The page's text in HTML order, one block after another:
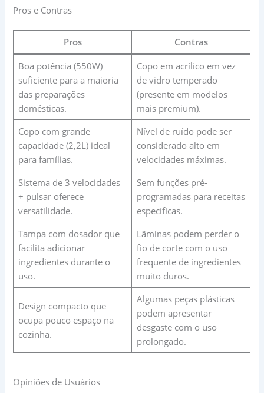
Pros e Contras
Pros Contras
Boa potência (550W)
suficiente para a maioria
das preparações
domésticas.
Copo em acrílico em vez
de vidro temperado
(presente em modelos
mais premium).
Copo com grande
capacidade (2,2L) ideal
para famílias.
Nível de ruído pode ser
considerado alto em
velocidades máximas.
Sistema de 3 velocidades
+ pulsar oferece
versatilidade.
Sem funções pré-
programadas para receitas
específicas.
Tampa com dosador que
facilita adicionar
ingredientes durante o
uso.
Lâminas podem perder o
fio de corte com o uso
frequente de ingredientes
muito duros.
Design compacto que
ocupa pouco espaço na
cozinha.
Algumas peças plásticas
podem apresentar
desgaste com o uso
prolongado.
Opiniões de Usuários